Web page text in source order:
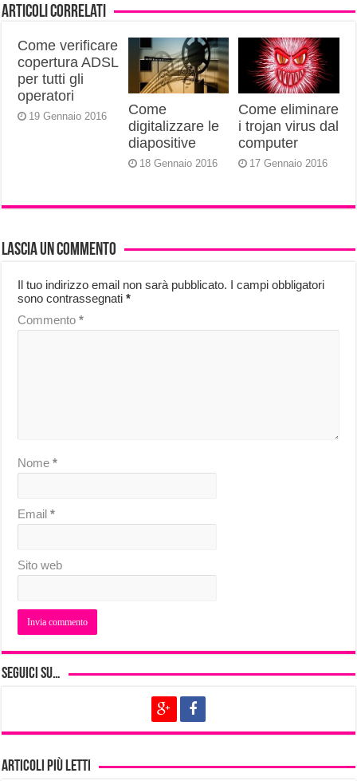
Articoli correlati
Come verificare
copertura ADSL
per tutti gli
operatori
19 Gennaio 2016
Come
digitalizzare le
diapositive
18 Gennaio 2016
Come eliminare
i trojan virus dal
computer
17 Gennaio 2016
Lascia un commento
Il tuo indirizzo email non sarà pubblicato. I campi obbligatori
sono contrassegnati*
Commento*
Nome*
Email*
Sito web
Seguici su…
Articoli più letti